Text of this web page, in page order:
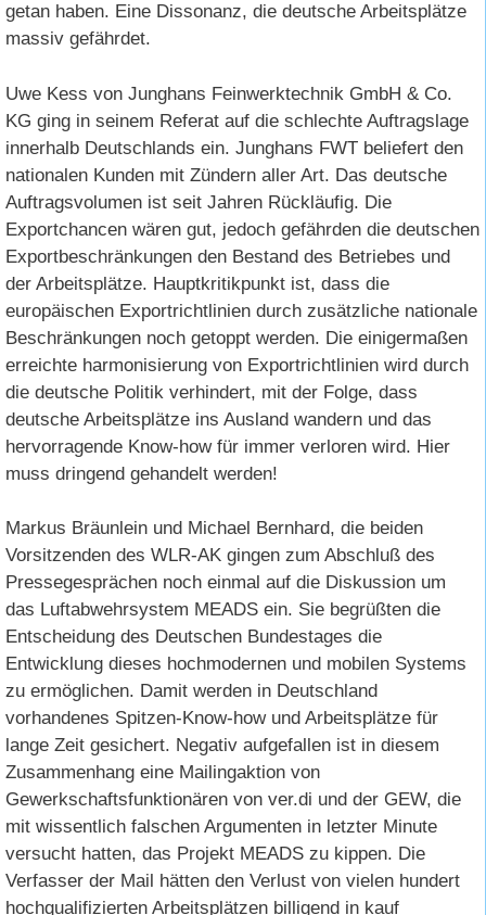
getan haben. Eine Dissonanz, die deutsche Arbeitsplätze
massiv gefährdet.
Uwe Kess von Junghans Feinwerktechnik GmbH & Co.
KG ging in seinem Referat auf die schlechte Auftragslage
innerhalb Deutschlands ein. Junghans FWT beliefert den
nationalen Kunden mit Zündern aller Art. Das deutsche
Auftragsvolumen ist seit Jahren Rückläufig. Die
Exportchancen wären gut, jedoch gefährden die deutschen
Exportbeschränkungen den Bestand des Betriebes und
der Arbeitsplätze. Hauptkritikpunkt ist, dass die
europäischen Exportrichtlinien durch zusätzliche nationale
Beschränkungen noch getoppt werden. Die einigermaßen
erreichte harmonisierung von Exportrichtlinien wird durch
die deutsche Politik verhindert, mit der Folge, dass
deutsche Arbeitsplätze ins Ausland wandern und das
hervorragende Know-how für immer verloren wird. Hier
muss dringend gehandelt werden!
Markus Bräunlein und Michael Bernhard, die beiden
Vorsitzenden des WLR-AK gingen zum Abschluß des
Pressegesprächen noch einmal auf die Diskussion um
das Luftabwehrsystem MEADS ein. Sie begrüßten die
Entscheidung des Deutschen Bundestages die
Entwicklung dieses hochmodernen und mobilen Systems
zu ermöglichen. Damit werden in Deutschland
vorhandenes Spitzen-Know-how und Arbeitsplätze für
lange Zeit gesichert. Negativ aufgefallen ist in diesem
Zusammenhang eine Mailingaktion von
Gewerkschaftsfunktionären von ver.di und der GEW, die
mit wissentlich falschen Argumenten in letzter Minute
versucht hatten, das Projekt MEADS zu kippen. Die
Verfasser der Mail hätten den Verlust von vielen hundert
hochqualifizierten Arbeitsplätzen billigend in kauf